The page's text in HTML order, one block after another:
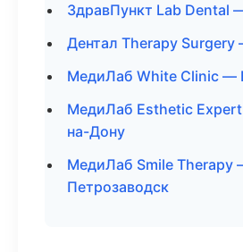
ЗдравПункт Lab Dental
Дентал Therapy Surgery
МедиЛаб White Clinic —
МедиЛаб Esthetic
на-Дону
МедиЛаб Smile Therapy
Петрозаводск